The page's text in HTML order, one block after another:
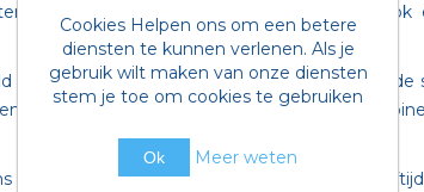
helpt ROYAL CANIN® Sterilised Kitten
om zelfs bij de meest veeleisende kittens in
gezonde hydratatie en kan perfect
naarmate ze groeien? Op de
Cookies Helpen ons om een betere
diensten te kunnen verlenen. Als je
gebruik wilt maken van onze diensten
stem je toe om cookies te gebruiken
Ok Meer weten